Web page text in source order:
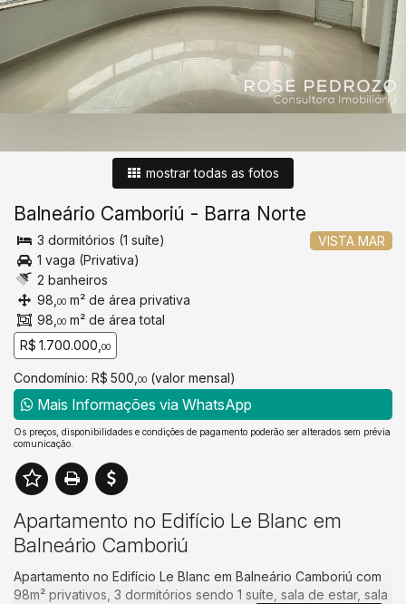
mostrar todas as fotos
Balneário Camboriú - Barra Norte
VISTA MAR
3 dormitórios (1 suíte)
1 vaga (Privativa)
2 banheiros
98, 00 m² de área privativa
98, 00 m² de área total
R$ 1.700.000, 00
Condomínio: R$ 500, 00 (valor mensal)
Mais Informações via WhatsApp
Os preços, disponibilidades e condições de pagamento poderão ser alterados sem prévia
comunicação.
Apartamento no Edifício Le Blanc em
Balneário Camboriú
Apartamento no Edifício Le Blanc em Balneário Camboriú com
98m² privativos, 3 dormitórios sendo 1 suíte, sala de estar, sala